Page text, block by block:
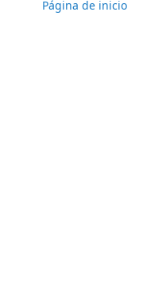
Página de inicio